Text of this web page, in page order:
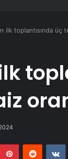
ilk toplantısında
ilk
PinterestReddit